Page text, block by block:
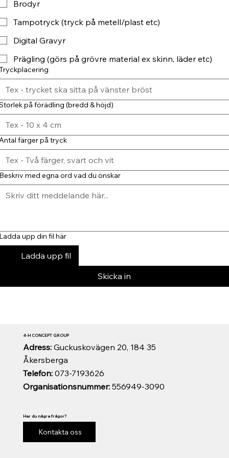
Brodyr
Tampotryck (tryck på metell/plast etc)
Digital Gravyr
Prägling (görs på grövre material ex skinn, läder etc)
på förädling (bredd & höjd)
färger på tryck
med egna ord vad du önskar
upp din fil här
Ladda upp fil
Skicka in
Organisationsnummer:556949-3090
Telefon:073-7193626
Adress: Guckuskovägen 20, 184 35
Åkersberga
4-H CONCEPT GROUP
Har du några frågor?
Kontakta oss